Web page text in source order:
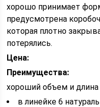
хорошо принимает
предусмотрена
которая плотно
потерялись.
Цена:
Преимущества:
хороший объем и длина
в линейке 6